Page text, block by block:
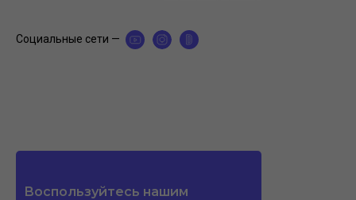
Социальные сети —
Воспользуйтесь нашим